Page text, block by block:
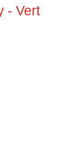
- Vert